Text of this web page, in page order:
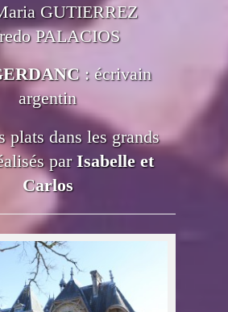
GUTIERREZ
PALACIOS
: écrivain
argentin
plats dans les grands
parIsabelle et
Carlos